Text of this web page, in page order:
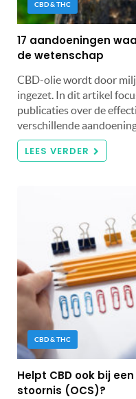
CBD & THC
17 aandoeningen
de wetenschap
CBD-olie wordt door
ingezet. In dit artikel
publicaties over de
verschillende
LEES VERDER
CBD & THC
Helpt CBD ook bij
stoornis (OCS)?